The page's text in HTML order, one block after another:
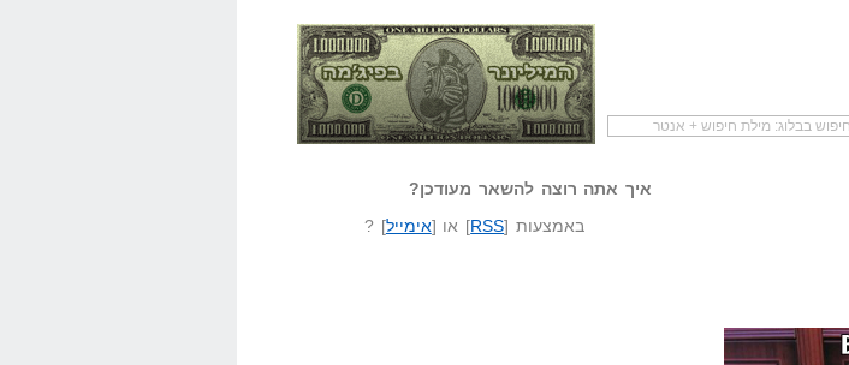
שאל שאלה המיליונר בפיג'מה שיווק שותפיםאיך אתה רוצה להשאר מעודכן?
באמצעות [RSS] או [אימייל] ?